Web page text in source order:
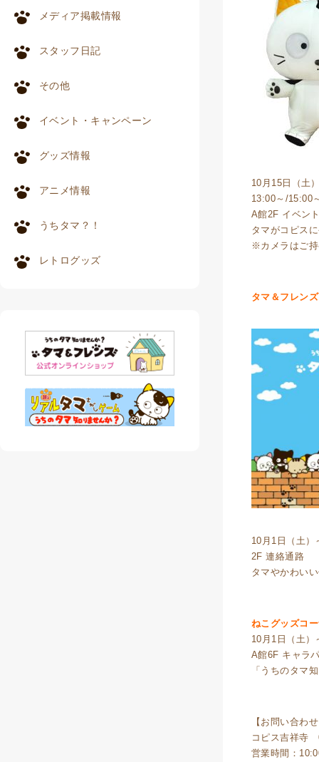
メディア掲載情報
スタッフ日記
その他
イベント・キャンペーン
グッズ情報
アニメ情報
うちタマ？！
レトログッズ
10月15日（土
13:00～/15:00
A館2F イベン
タマがコピス
※カメラはご
タマ＆フレン
10月1日（土）
2F 連絡通路
タマやかわい
ねこグッズコ
10月1日（土）
A館6F キャラ
「うちのタマ
【お問い合わ
コピス吉祥寺
営業時間：